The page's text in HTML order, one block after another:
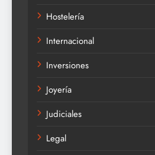
Hostelería
Internacional
Inversiones
Joyería
Judiciales
Legal